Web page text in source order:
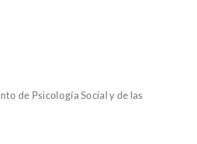
de Psicología Social y de las